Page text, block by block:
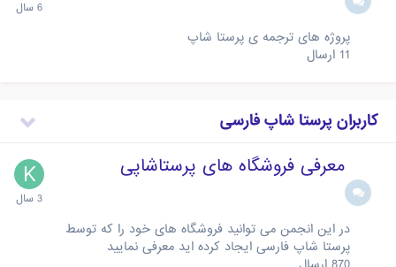
پروژه های ترجمه ی پرستا شاپ
11 ارسال
کاربران پرستا شاپ فارسی
معرفی فروشگاه های پرستاشاپی
در این انجمن می توانید فروشگاه های خود را که توسط
پرستا شاپ فارسی ایجاد کرده اید معرفی نمایید